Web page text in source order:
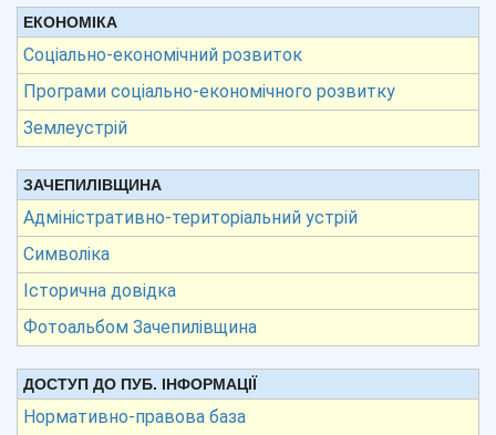
ЕКОНОМІКА
Соціально-економічний розвиток
Програми соціально-економічного розвитку
Землеустрій
ЗАЧЕПИЛІВЩИНА
Адміністративно-територіальний устрій
Символіка
Історична довідка
Фотоальбом Зачепилівщина
ДОСТУП ДО ПУБ. ІНФОРМАЦІЇ
Нормативно-правова база